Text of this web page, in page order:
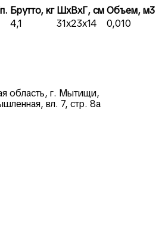
Брутто, кг ШxВxГ, см Объем, м3
4,1 31x23x14 0,010
область, г. Мытищи,
вл. 7, стр. 8а